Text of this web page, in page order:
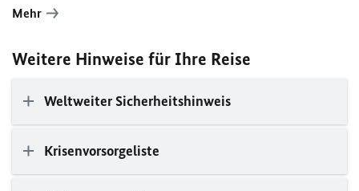
Mehr
Weitere Hinweise für Ihre Reise
Weltweiter Sicherheitshinweis
Krisenvorsorgeliste